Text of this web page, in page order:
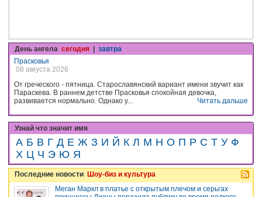
День ангела сегодня | завтра
Прасковья
08 августа 2026
От греческого - пятница. Старославянский вариант имени звучит как
Параскева. В раннем детстве Прасковья спокойная девочка,
развивается нормально. Однако у...
Читать дальше
Узнай что значит имя
А Б В Г Д Е Ж З И Й К Л М Н О П Р С Т У Ф
Х Ц Ч Э Ю Я
Последние новости Шоу-биз и культура
Меган Маркл в платье с открытым плечом и серьгах